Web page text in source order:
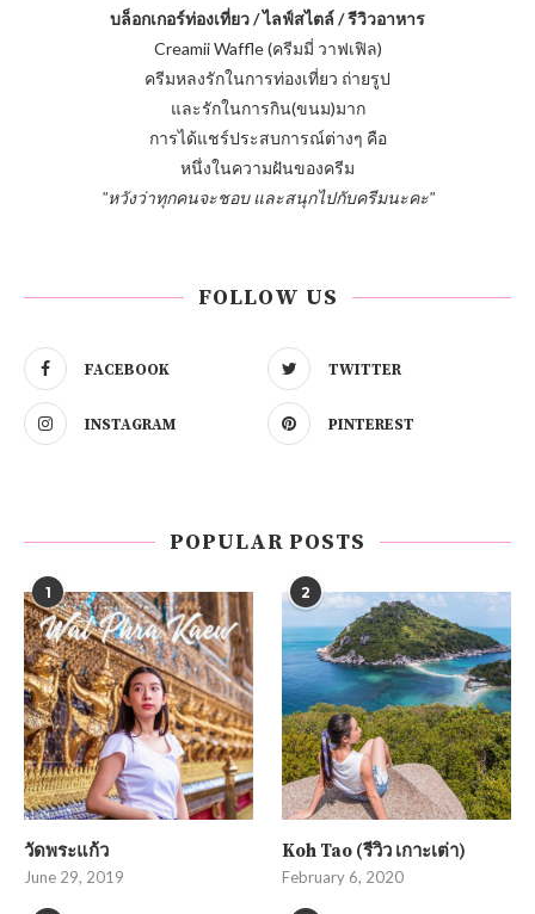
บล็อกเกอร์ท่องเที่ยว / ไลฟ์สไตล์ / รีวิวอาหาร
Creamii Waffle (ครีมมี่ วาฟเฟิล)
ครีมหลงรักในการท่องเที่ยว ถ่ายรูป
และรักในการกิน(ขนม)มาก
การได้แชร์ประสบการณ์ต่างๆ คือ
หนึ่งในความฝันของครีม
"หวังว่าทุกคนจะชอบ และสนุกไปกับครีมนะคะ"
FOLLOW US
FACEBOOK TWITTER
INSTAGRAM PINTEREST
POPULAR POSTS
1
วัดพระแก้ว
June 29, 2019
2
Koh Tao (รีวิว เกาะเต่า)
February 6, 2020